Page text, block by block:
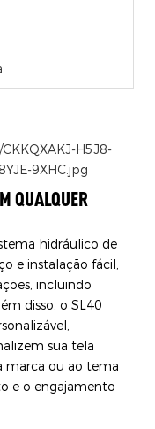
QUALQUER
hidráulico de
e instalação fácil,
incluindo
disso, o SL40
sua tela
marca ou ao tema
e o engajamento